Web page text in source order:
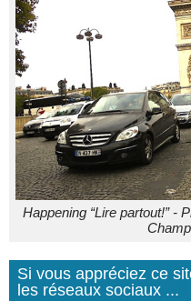
Happening “Lire partout!” -
Si vous appréciez ce
les réseaux sociaux ...